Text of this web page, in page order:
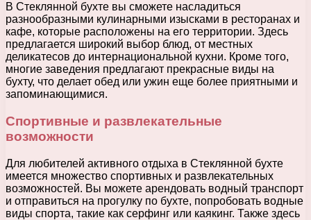
В Стеклянной бухте вы сможете насладиться
разнообразными кулинарными изысками в ресторанах и
кафе, которые расположены на его территории. Здесь
предлагается широкий выбор блюд, от местных
деликатесов до интернациональной кухни. Кроме того,
многие заведения предлагают прекрасные виды на
бухту, что делает обед или ужин еще более приятными и
запоминающимися.
Спортивные и развлекательные
возможности
Для любителей активного отдыха в Стеклянной бухте
имеется множество спортивных и развлекательных
возможностей. Вы можете арендовать водный транспорт
и отправиться на прогулку по бухте, попробовать водные
виды спорта, такие как серфинг или каякинг. Также здесь